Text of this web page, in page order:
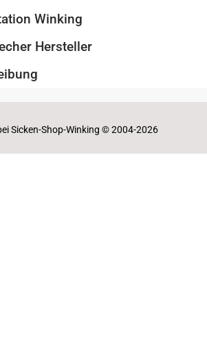
Winking
Hersteller
Sicken-Shop-Winking © 2004-2026